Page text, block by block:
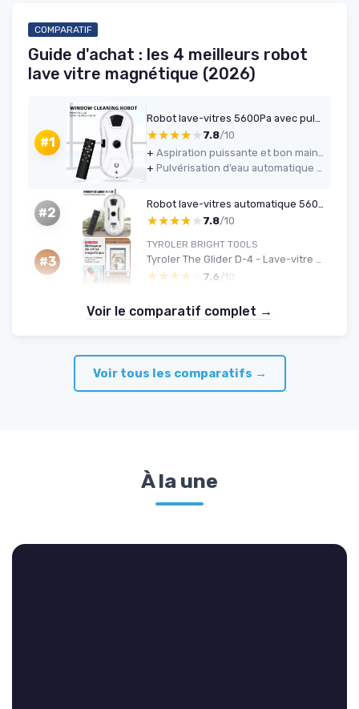
COMPARATIF
Guide d'achat : les 4 meilleurs robot
lave vitre magnétique (2026)
#1 ★★★★★
★★★★★ 7.8/10
+
+
#2 ★★★★★
★★★★★ 7.8/10
#3
TYROLER BRIGHT TOOLS
Tyroler The Glider D-4 - Lave-vitre magnétique double vitrage
★★★★★
★★★★★ 7.6 /10
Voir le comparatif complet →
Voir tous les comparatifs →
À la une